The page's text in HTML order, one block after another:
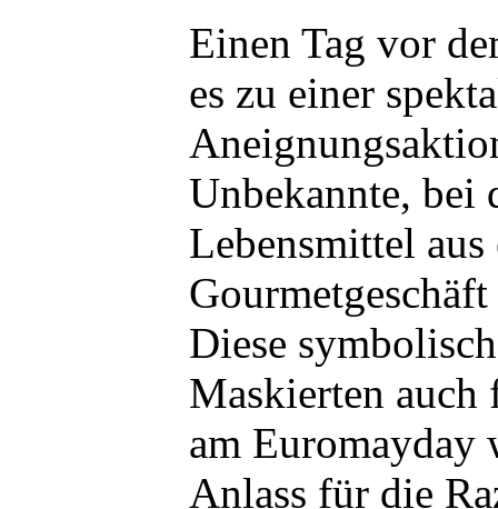
Einen Tag vor
es zu einer
Unbekannte, bei
Lebensmittel aus
Diese
Maskierten auch
am Euromayday
Anlass für die